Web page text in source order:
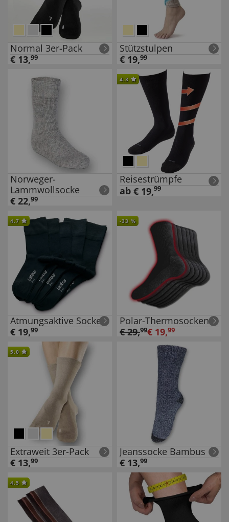
Normal 3er-Pack
€ 13,99
Stützstulpen
€ 19,99
Norweger-
Lammwollsocke
€ 22,99
4.3
Reisestrümpfe
ab € 19,99
4.7
Atmungsaktive Socken
€ 19,99
-33 %
Polar-Thermosocken
€29,99€ 19,99
5.0
Extraweit 3er-Pack
€ 13,99
Jeanssocke Bambus
€ 13,99
4.5